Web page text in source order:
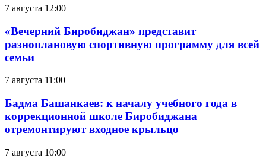
7 августа 12:00
«Вечерний Биробиджан» представит
разноплановую спортивную программу для всей
семьи
7 августа 11:00
Бадма Башанкаев: к началу учебного года в
коррекционной школе Биробиджана
отремонтируют входное крыльцо
7 августа 10:00